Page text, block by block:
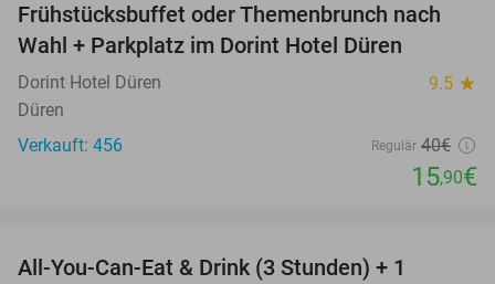
60%
Frühstücksbuffet oder Themenbrunch nach
Wahl + Parkplatz im Dorint Hotel Düren
Dorint Hotel Düren 9.5 star
Düren
Verkauft: 456
Regulär 40€
15,90€
All-You-Can-Eat & Drink (3 Stunden) + 1